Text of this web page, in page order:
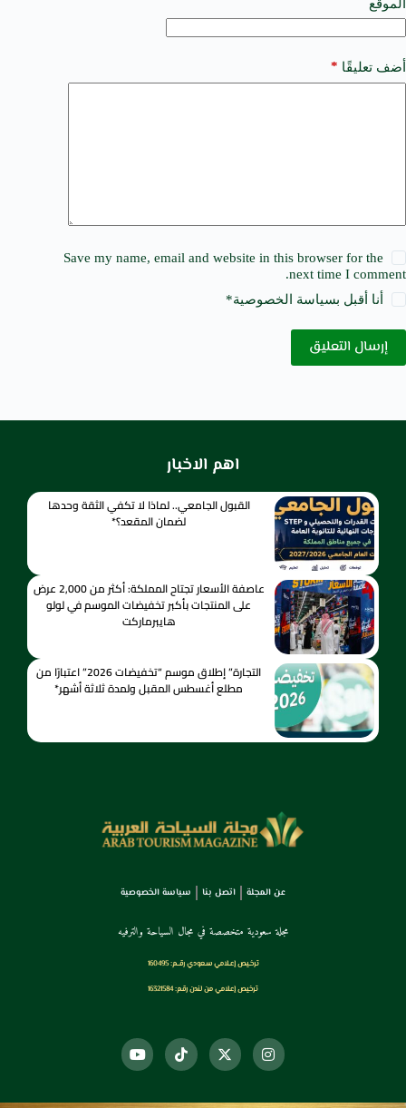
الموقع
أضف تعليقًا *
Save my name, email and website in this browser for the
next time I comment.
أنا أقبل بسياسة الخصوصية*
إرسال التعليق
:
اهم الاخبار
القبول الجامعي.. لماذا لا تكفي الثقة وحدها
لضمان المقعد؟*
عاصفة الأسعار تجتاح المملكة: أكثر من 2,000 عرض
على المنتجات بأكبر تخفيضات الموسم في لولو
هايبرماركت
التجارة” إطلاق موسم “تخفيضات 2026” اعتبارًا من
مطلع أغسطس المقبل ولمدة ثلاثة أشهر*
عن المجلة اتصل بنا سياسة الخصوصية
مجلة سعودية متخصصة في مجال السياحة والترفيه
ترخـيص إعـلامي سـعودي رقــم: 160495
ترخيص إعلامي من لندن رقم: 16321584